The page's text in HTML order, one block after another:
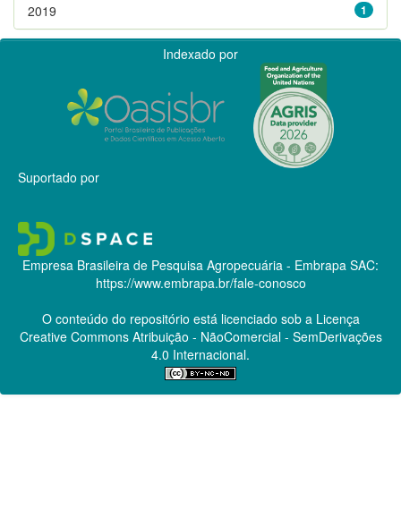
1
2019
Indexado por
Suportado por
Empresa Brasileira de Pesquisa Agropecuária - Embrapa SAC:
https://www.embrapa.br/fale-conosco
O conteúdo do repositório está licenciado sob a Licença
Creative CommonsAtribuição - NãoComercial - SemDerivações
4.0 Internacional.